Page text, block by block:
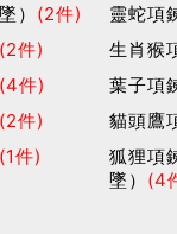
） (2件)
靈蛇項
(2件)
生肖猴
(4件)
葉子項
(2件)
貓頭鷹
(1件)
狐狸項
墜） (4